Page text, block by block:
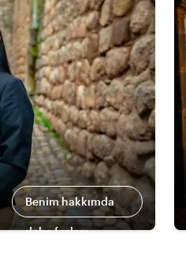
Benim hakkımda
daha fazlası